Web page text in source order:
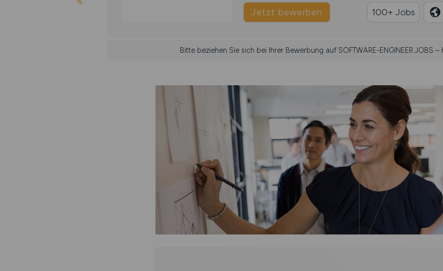
Jetzt bewerben 100+ Jobs
Bitte beziehen Sie sich bei Ihrer Bewerbung auf SOFTWARE-ENGINEER.JOBS